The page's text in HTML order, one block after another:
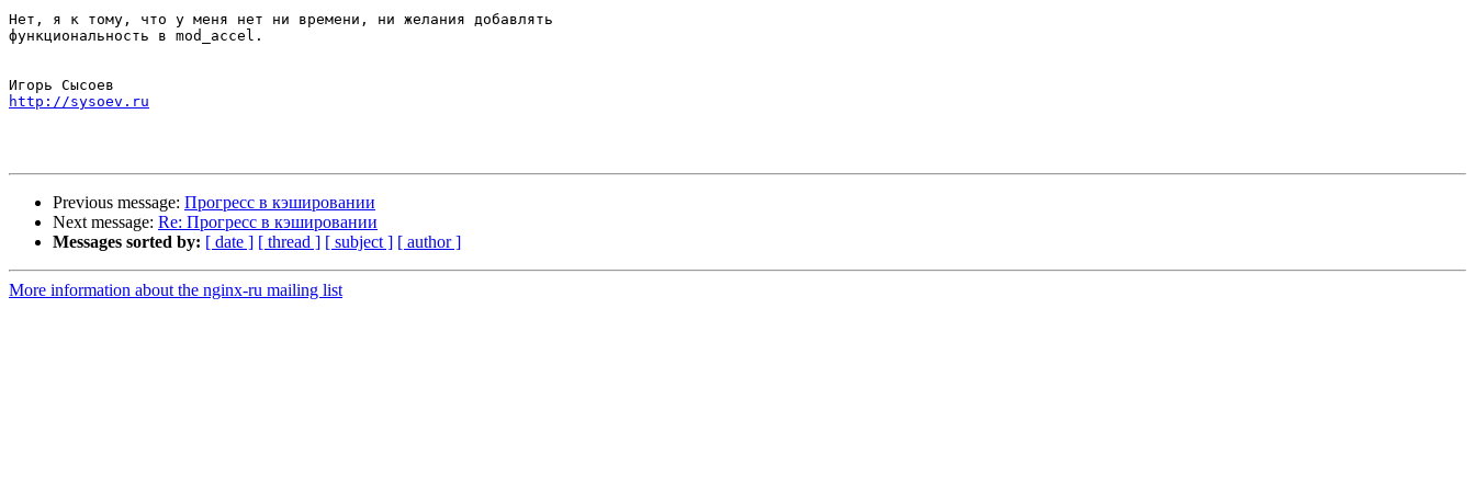
Нет, я к тому, что у меня нет ни времени, ни желания добавлять
функциональность в mod_accel.
http://sysoev.ru
Previous message: Прогресс в кэшировании
Next message: Re: Прогресс в кэшировании
Messages sorted by: [ date ] [ thread ] [ subject ] [ author ]
More information about the nginx-ru mailing list